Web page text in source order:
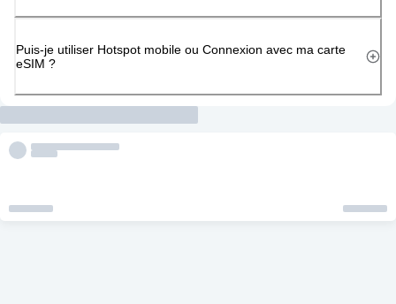
Puis-je utiliser Hotspot mobile ou Connexion avec ma carte
eSIM ?